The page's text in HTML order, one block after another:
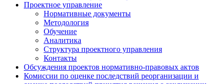
Проектное управление
Нормативные документы
Методология
Обучение
Аналитика
Структура проектного управления
Контакты
Обсуждения проектов нормативно-правовых актов
Комиссии по оценке последствий реорганизации и